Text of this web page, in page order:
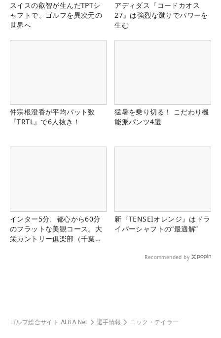
スイスの叡智が生んだTPTシ
ャフトで、ゴルフを異次元の
世界へ
アディダス『コードカオス
27』は強烈な蹴りでパワーを
生む
仲宗根澄香が平均パット数
『TRTL』で6人抜き！
猛暑を乗り切る！ こだわり機
能派パンツ4選
インター5分、都心から60分
のフラットな美観コース。大
栄カントリー俱楽部（千葉
新『TENSEIオレンジ』はドラ
イバーシャフトの“最適解”
Recommended by
ゴルフ総合サイト ALBA Net 選手情報 ニック・テイラー